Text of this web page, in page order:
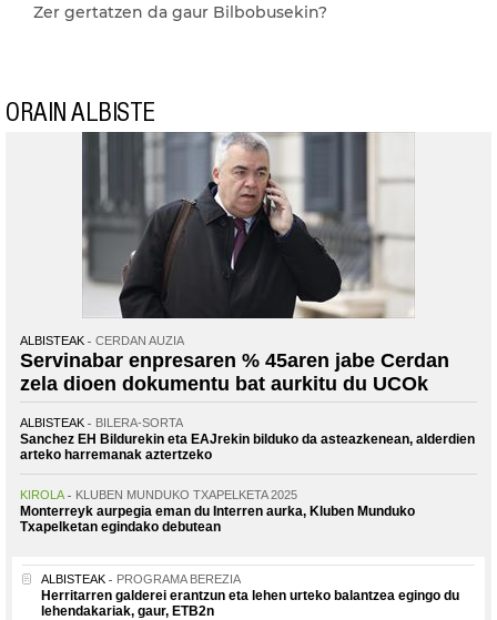
Zer gertatzen da gaur Bilbobusekin?
ORAIN ALBISTE
ALBISTEAK CERDAN AUZIA
Servinabar enpresaren % 45aren jabe Cerdan
zela dioen dokumentu bat aurkitu du UCOk
ALBISTEAK BILERA-SORTA
Sanchez EH Bildurekin eta EAJrekin bilduko da asteazkenean, alderdien
arteko harremanak aztertzeko
KIROLA KLUBEN MUNDUKO TXAPELKETA 2025
Monterreyk aurpegia eman du Interren aurka, Kluben Munduko
Txapelketan egindako debutean
ALBISTEAK PROGRAMA BEREZIA
Herritarren galderei erantzun eta lehen urteko balantzea egingo du
lehendakariak, gaur, ETB2n